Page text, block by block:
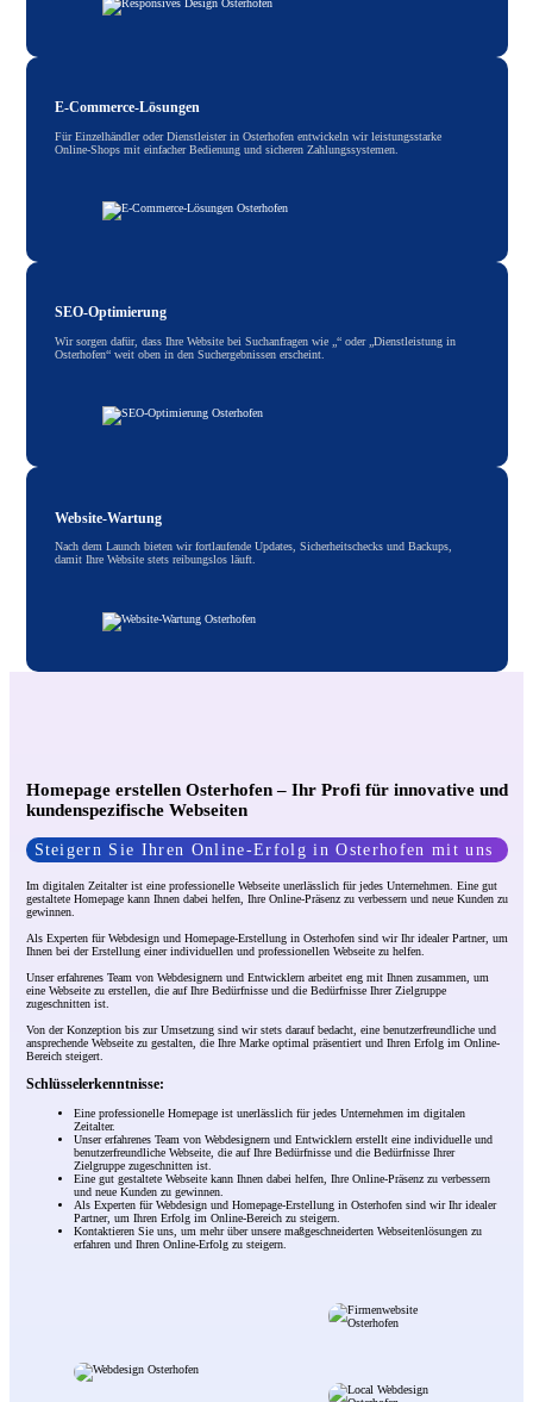
E-Commerce-Lösungen
Für Einzelhändler oder Dienstleister in Osterhofen entwickeln wir leistungsstarke
Online-Shops mit einfacher Bedienung und sicheren Zahlungssystemen.
SEO-Optimierung
Wir sorgen dafür, dass Ihre Website bei Suchanfragen wie „“ oder „Dienstleistung in
Osterhofen“ weit oben in den Suchergebnissen erscheint.
Website-Wartung
Nach dem Launch bieten wir fortlaufende Updates, Sicherheitschecks und Backups,
damit Ihre Website stets reibungslos läuft.
Homepage erstellen Osterhofen – Ihr Profi für innovative und
kundenspezifische Webseiten
Steigern Sie Ihren Online-Erfolg in Osterhofen mit uns
Im digitalen Zeitalter ist eine professionelle Webseite unerlässlich für jedes Unternehmen. Eine gut
gestaltete Homepage kann Ihnen dabei helfen, Ihre Online-Präsenz zu verbessern und neue Kunden zu
gewinnen.
Als Experten für Webdesign und Homepage-Erstellung in Osterhofen sind wir Ihr idealer Partner, um
Ihnen bei der Erstellung einer individuellen und professionellen Webseite zu helfen.
Unser erfahrenes Team von Webdesignern und Entwicklern arbeitet eng mit Ihnen zusammen, um
eine Webseite zu erstellen, die auf Ihre Bedürfnisse und die Bedürfnisse Ihrer Zielgruppe
zugeschnitten ist.
Von der Konzeption bis zur Umsetzung sind wir stets darauf bedacht, eine benutzerfreundliche und
ansprechende Webseite zu gestalten, die Ihre Marke optimal präsentiert und Ihren Erfolg im Online-
Bereich steigert.
Schlüsselerkenntnisse:
Eine professionelle Homepage ist unerlässlich für jedes Unternehmen im digitalen
Zeitalter.
Unser erfahrenes Team von Webdesignern und Entwicklern erstellt eine individuelle und
benutzerfreundliche Webseite, die auf Ihre Bedürfnisse und die Bedürfnisse Ihrer
Zielgruppe zugeschnitten ist.
Eine gut gestaltete Webseite kann Ihnen dabei helfen, Ihre Online-Präsenz zu verbessern
und neue Kunden zu gewinnen.
Als Experten für Webdesign und Homepage-Erstellung in Osterhofen sind wir Ihr idealer
Partner, um Ihren Erfolg im Online-Bereich zu steigern.
Kontaktieren Sie uns, um mehr über unsere maßgeschneiderten Webseitenlösungen zu
erfahren und Ihren Online-Erfolg zu steigern.